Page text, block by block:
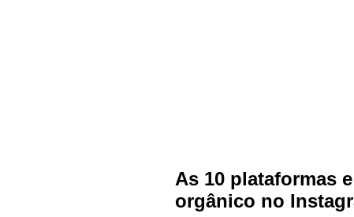
As 10 plataformas
orgânico no